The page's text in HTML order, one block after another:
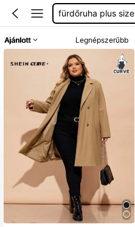
plus size nyári ruha
strandruha
plus size fürdőruha
Ajánlott Legnépszerűbb